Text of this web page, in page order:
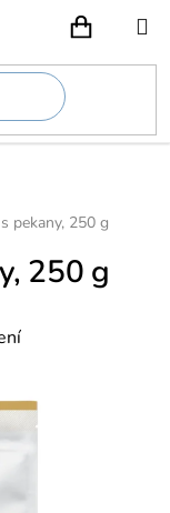
pekany, 250 g
250 g